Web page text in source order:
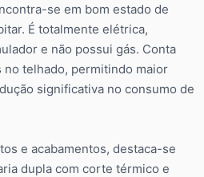
se em bom estado de
É totalmente elétrica,
e não possui gás. Conta
no telhado, permitindo maior
significativa no consumo de
e acabamentos, destaca-se
dupla com corte térmico e